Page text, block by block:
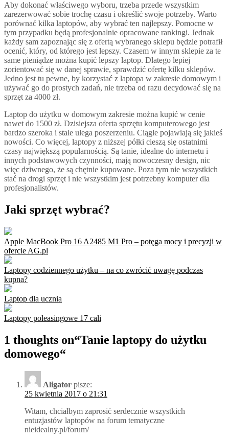
Aby dokonać właściwego wyboru, trzeba przede wszystkim
zarezerwować sobie trochę czasu i określić swoje potrzeby. Warto
porównać kilka laptopów, aby wybrać ten najlepszy. Pomocne w
tym przypadku będą profesjonalnie opracowane rankingi. Jednak
każdy sam zapoznając się z ofertą wybranego sklepu będzie potrafił
ocenić, który, od którego jest lepszy. Czasem w innym sklepie za te
same pieniądze można kupić lepszy laptop. Dlatego lepiej
zorientować się w danej sprawie, sprawdzić ofertę kilku sklepów.
Jedno jest tu pewne, by korzystać z laptopa w zakresie domowym i
używać go do prostych zadań, nie trzeba od razu decydować się na
sprzęt za 4000 zł.
Laptop do użytku w domowym zakresie można kupić w cenie
nawet do 1500 zł. Dzisiejsza oferta sprzętu komputerowego jest
bardzo szeroka i stale ulega poszerzeniu. Ciągle pojawiają się jakieś
nowości. Co więcej, laptopy z niższej półki cieszą się ostatnimi
czasy największą popularnością. Są tanie, idealne do internetu i
innych podstawowych czynności, mają nowoczesny design, nic
więc dziwnego, że są chętnie kupowane. Poza tym nie wszystkich
stać na drogi sprzęt i nie wszystkim jest potrzebny komputer dla
profesjonalistów.
Jaki sprzęt wybrać?
Apple MacBook Pro 16 A2485 M1 Pro – potęga mocy i precyzji w
ofercie AG.pl
Laptopy codziennego użytku – na co zwrócić uwagę podczas
kupna?
Laptop dla ucznia
Laptopy poleasingowe 17 cali
1 thoughts on“Tanie laptopy do użytku
domowego“
Aligator pisze:
25 kwietnia 2017 o 21:31
Witam, chciałbym zaprosić serdecznie wszystkich
entuzjastów laptopów na forum tematyczne
nieidealny.pl/forum/